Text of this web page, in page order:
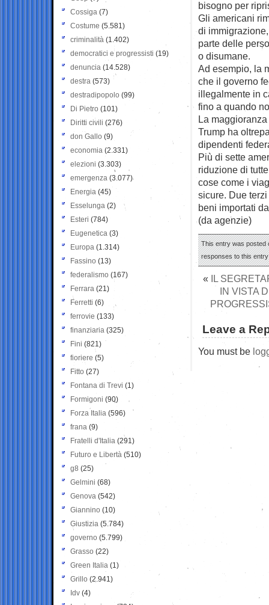
bisogno per
Gli americani
di
parte delle
o disumane.
Ad esempio, la
che il governo
illegalmente in
fino a quando
La
Trump ha
dipendenti
Più di sette
riduzione di
cose come i
sicure. Due
beni importati
(da agenzie)
This entry was posted
responses to this
« IL
IN VISTA
Leave a
You must be
Cossiga (7)
Costume (5.581)
criminalità (1.402)
democratici e progressisti (19)
denuncia (14.528)
destra (573)
destradipopolo (99)
Di Pietro (101)
Diritti civili (276)
don Gallo (9)
economia (2.331)
elezioni (3.303)
emergenza (3.077)
Energia (45)
Esselunga (2)
Esteri (784)
Eugenetica (3)
Europa (1.314)
Fassino (13)
federalismo (167)
Ferrara (21)
Ferretti (6)
ferrovie (133)
finanziaria (325)
Fini (821)
fioriere (5)
Fitto (27)
Fontana di Trevi (1)
Formigoni (90)
Forza Italia (596)
frana (9)
Fratelli d'Italia (291)
Futuro e Libertà (510)
g8 (25)
Gelmini (68)
Genova (542)
Giannino (10)
Giustizia (5.784)
governo (5.799)
Grasso (22)
Green Italia (1)
Grillo (2.941)
Idv (4)